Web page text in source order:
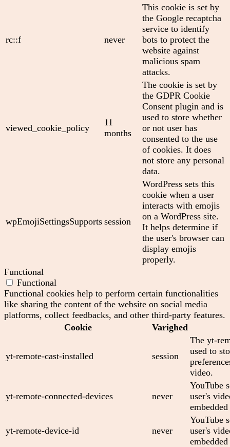
rc::f never
This cookie is set by
the Google recaptcha
service to identify
bots to protect the
website against
malicious spam
attacks.
viewed_cookie_policy
11
months
The cookie is set by
the GDPR Cookie
Consent plugin and is
used to store whether
or not user has
consented to the use
of cookies. It does
not store any personal
data.
wpEmojiSettingsSupports session
WordPress sets this
cookie when a user
interacts with emojis
on a WordPress site.
It helps determine if
the user's browser can
display emojis
properly.
Functional
Functional
Functional cookies help to perform certain functionalities
like sharing the content of the website on social media
platforms, collect feedbacks, and other third-party features.
Cookie
Varighed
yt-remote-cast-installed session
The yt-
used to
video.
yt-remote-connected-devices never
YouTube
user's
yt-remote-device-id never
YouTube
user's